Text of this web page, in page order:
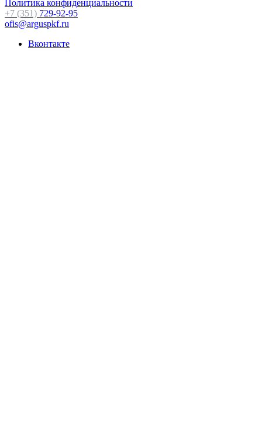
Политика конфиденциальности
+7 (351) 729-92-95
ofis@arguspkf.ru
Вконтакте